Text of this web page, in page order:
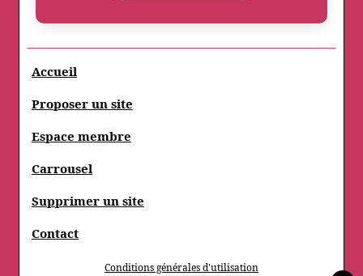
Accueil
Proposer un site
Espace membre
Carrousel
Supprimer un site
Contact
Conditions générales d'utilisation